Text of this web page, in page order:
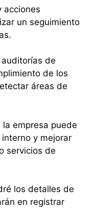
acciones
un seguimiento
de
de los
áreas de
empresa puede
y mejorar
servicios de
los detalles de
en registrar